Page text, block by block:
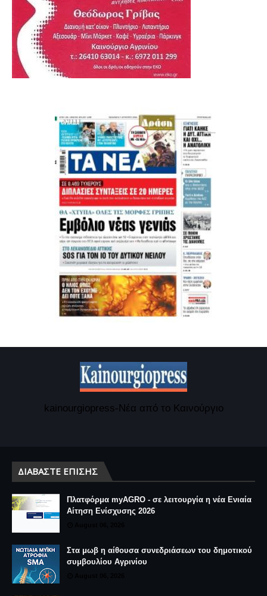
kainourgiopress-Νέα από το Καινούργιο
ΔΙΑΒΆΣΤΕ ΕΠΊΣΗΣ
Πλατφόρμα myAGRO - σε λειτουργία η νέα Ενιαία
Αίτηση Ενίσχυσης 2026
Στα μωβ η αίθουσα συνεδριάσεων του δημοτικού
συμβουλίου Αγρινίου